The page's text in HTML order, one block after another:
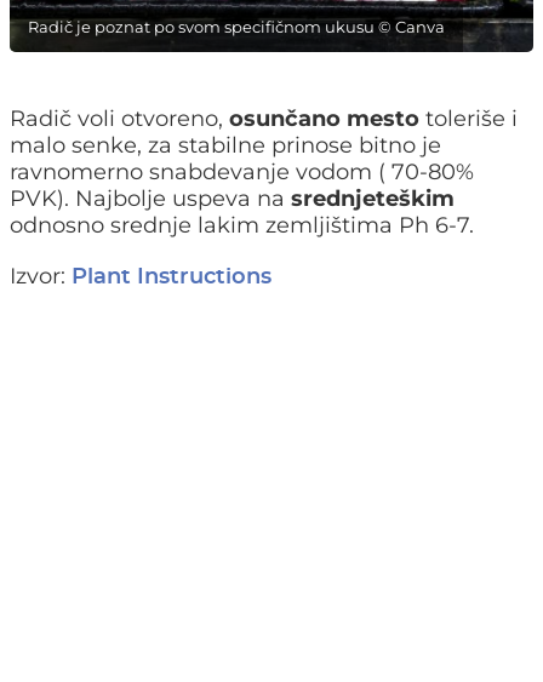
Radič je poznat po svom specifičnom ukusu © Canva
Radič voli otvoreno, osunčano mesto toleriše i
malo senke, za stabilne prinose bitno je
ravnomerno snabdevanje vodom ( 70-80%
PVK). Najbolje uspeva na srednjeteškim
odnosno srednje lakim zemljištima Ph 6-7.
Izvor: Plant Instructions